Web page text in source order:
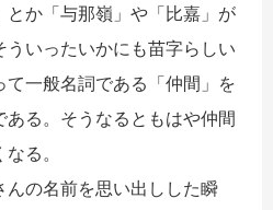
か「与那嶺」や「比嘉」が
ういったいかにも苗字らしい
一般名詞である「仲間」を
る。そうなるともはや仲間
る。
の名前を思い出しした瞬